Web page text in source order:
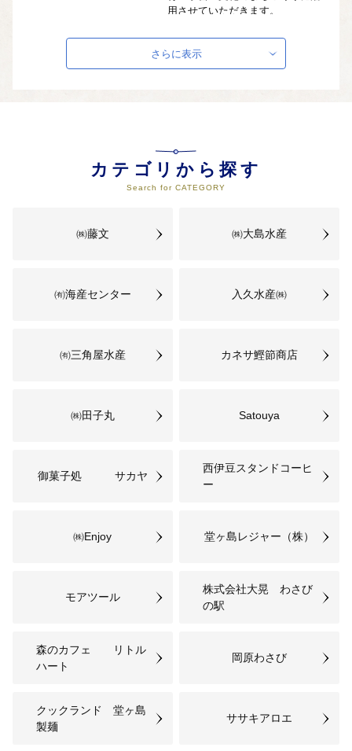
用させていただきます。
地域で支えあう安心とやすらぎの
あるまちづくり（保健・福祉・医
サルデザインの推進、ボランティ
アの参画など「地域で支えあう」
まちづくりに活用させていただき
災害に強い道路など町内の交通網
使途は選ばず、町に一任します。
さらに表示
カテゴリから探す
Search for CATEGORY
㈱藤文 ㈱大島水産
㈲海産センター 入久水産㈱
㈲三角屋水産 カネサ鰹節商店
㈱田子丸 Satouya
御菓子処 サカヤ
西伊豆スタンドコーヒ
ー
㈱Enjoy 堂ヶ島レジャー（株）
モアツール
株式会社大晃 わさび
の駅
森のカフェ リトル
ハート
岡原わさび
クックランド 堂ヶ島
製麺
ササキアロエ